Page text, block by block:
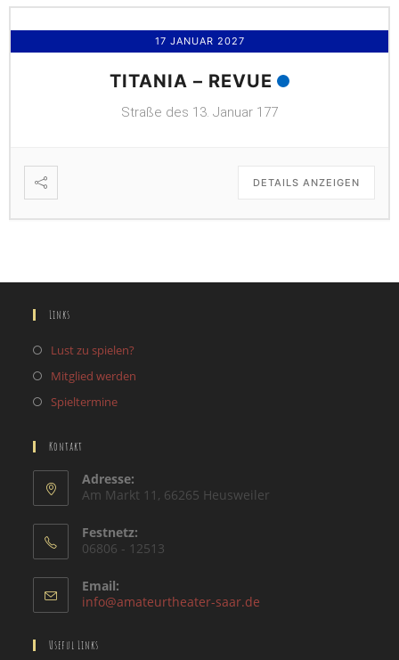
17 JANUAR 2027
TITANIA – REVUE
Straße des 13. Januar 177
DETAILS ANZEIGEN
Links
Lust zu spielen?
Mitglied werden
Spieltermine
Kontakt
Adresse:
Am Markt 11, 66265 Heusweiler
Festnetz:
06806 - 12513
Email:
info@amateurtheater-saar.de
Useful Links